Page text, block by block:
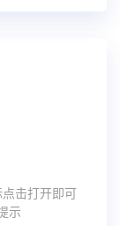
击打开即可
示